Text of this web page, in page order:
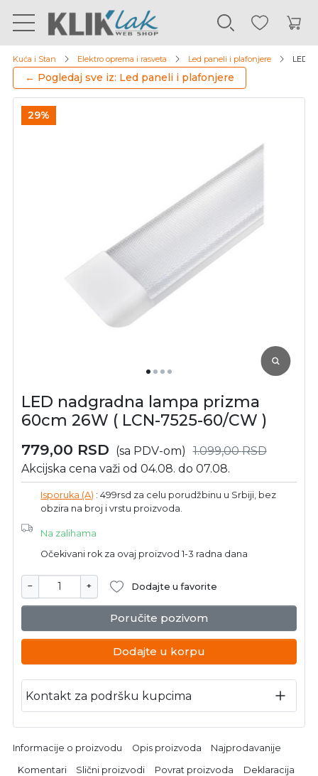
Kuća i Stan Elektro oprema i rasveta Led paneli i plafonjere LED
← Pogledaj sve iz: Led paneli i plafonjere
29%
LED nadgradna lampa prizma
60cm 26W ( LCN-7525-60/CW )
779,00 RSD (sa PDV-om) 1.099,00RSD
Akcijska cena važi od 04.08. do 07.08.
Isporuka (A) : 499rsd za celu porudžbinu u Srbiji, bez
obzira na broj i vrstu proizvoda.
Na zalihama
Očekivani rok za ovaj proizvod 1-3 radna dana
− + Dodajte u favorite
Poručite pozivom
Dodajte u korpu
Kontakt za podršku kupcima
Informacije o proizvodu Opis proizvoda Najprodavanije
Komentari Slični proizvodi Povrat proizvoda Deklaracija